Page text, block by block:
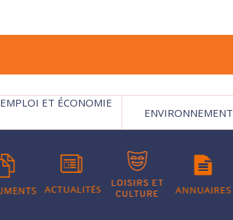
EMPLOI ET ÉCONOMIE
ENVIRONNEMENT